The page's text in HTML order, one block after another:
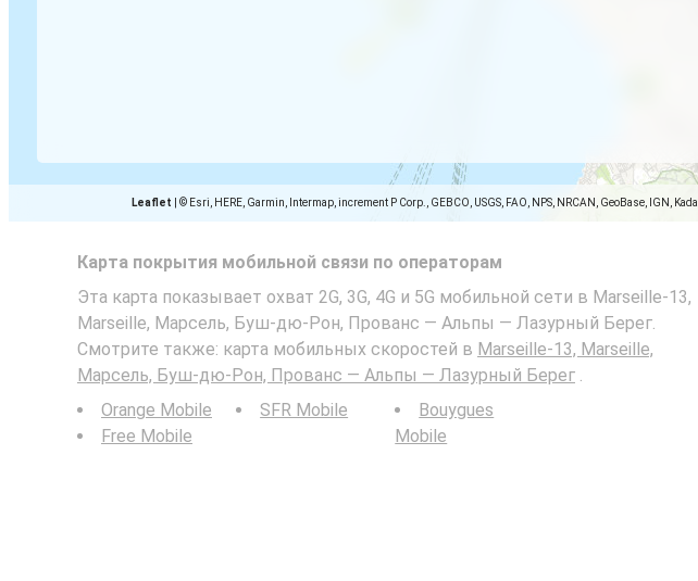
Leaflet © Esri, HERE, Garmin, Intermap, increment P Corp., GEBCO, USGS, FAO, NPS, NRCAN, GeoBase, IGN,
Карта покрытия мобильной связи по операторам
Эта карта показывает охват 2G, 3G, 4G и 5G мобильной сети в Marseille-13,
Marseille, Марсель, Буш-дю-Рон, Прованс — Альпы — Лазурный Берег.
Смотрите также: карта мобильных скоростей в Marseille-13, Marseille,
Марсель, Буш-дю-Рон, Прованс — Альпы — Лазурный Берег .
Orange Mobile
Free Mobile
SFR Mobile
Bouygues
Mobile